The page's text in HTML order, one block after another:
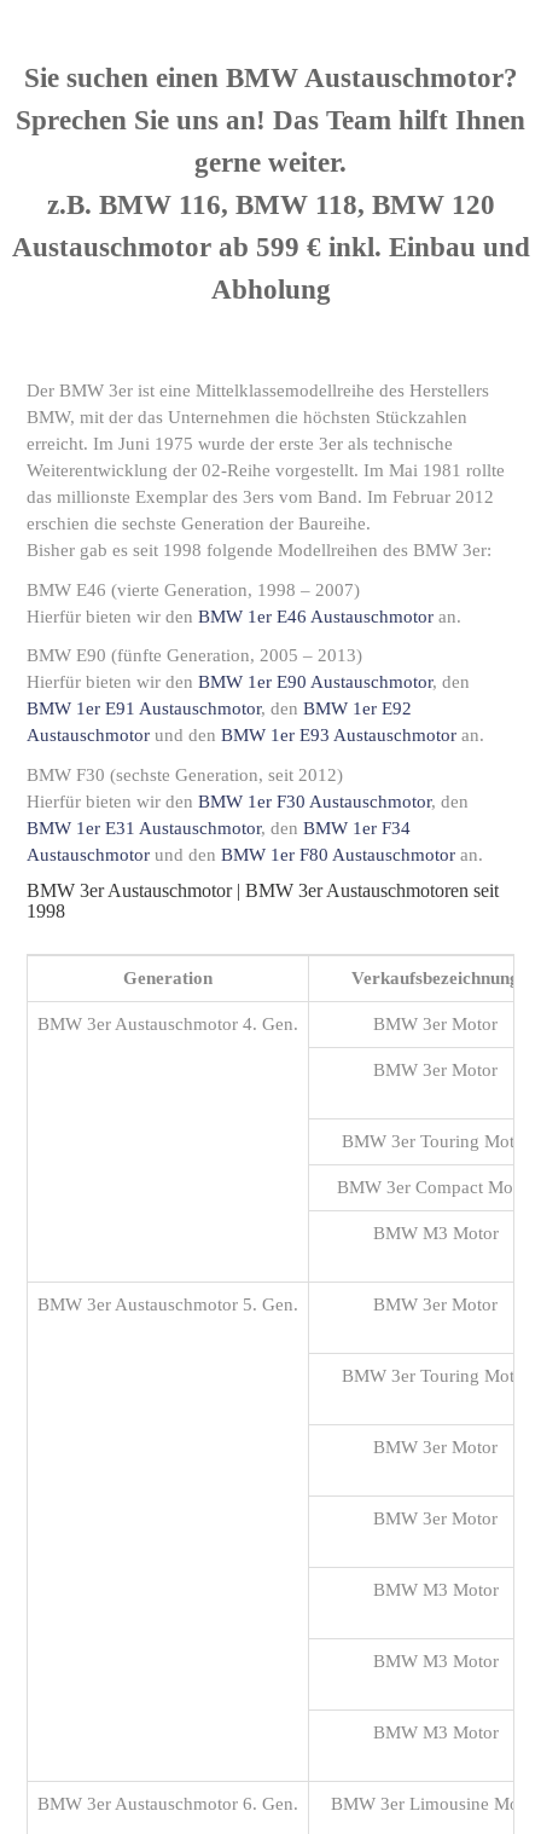
Sie suchen einen BMW Austauschmotor?
Sprechen Sie uns an! Das Team hilft Ihnen
gerne weiter.
z.B. BMW 116, BMW 118, BMW 120
Austauschmotor ab 599 € inkl. Einbau und
Abholung
Der BMW 3er ist eine Mittelklassemodellreihe des Herstellers
BMW, mit der das Unternehmen die höchsten Stückzahlen
erreicht. Im Juni 1975 wurde der erste 3er als technische
Weiterentwicklung der 02-Reihe vorgestellt. Im Mai 1981 rollte
das millionste Exemplar des 3ers vom Band. Im Februar 2012
erschien die sechste Generation der Baureihe.
Bisher gab es seit 1998 folgende Modellreihen des BMW 3er:
BMW E46 (vierte Generation, 1998 – 2007)
Hierfür bieten wir den BMW 1er E46 Austauschmotor an.
BMW E90 (fünfte Generation, 2005 – 2013)
Hierfür bieten wir den BMW 1er E90 Austauschmotor, den
BMW 1er E91 Austauschmotor, den BMW 1er E92
Austauschmotor und den BMW 1er E93 Austauschmotor an.
BMW F30 (sechste Generation, seit 2012)
Hierfür bieten wir den BMW 1er F30 Austauschmotor, den
BMW 1er E31 Austauschmotor, den BMW 1er F34
Austauschmotor und den BMW 1er F80 Austauschmotor an.
BMW 3er Austauschmotor | BMW 3er Austauschmotoren seit
1998
Generation Verkaufsbezeichnung
BMW 3er Austauschmotor 4. Gen. BMW 3er Motor
BMW 3er Motor
BMW 3er Touring Motor
BMW 3er Compact Motor
BMW M3 Motor
BMW 3er Austauschmotor 5. Gen. BMW 3er Motor
BMW 3er Touring Motor
BMW 3er Motor
BMW 3er Motor
BMW M3 Motor
BMW M3 Motor
BMW M3 Motor
BMW 3er Austauschmotor 6. Gen. BMW 3er Limousine Motor